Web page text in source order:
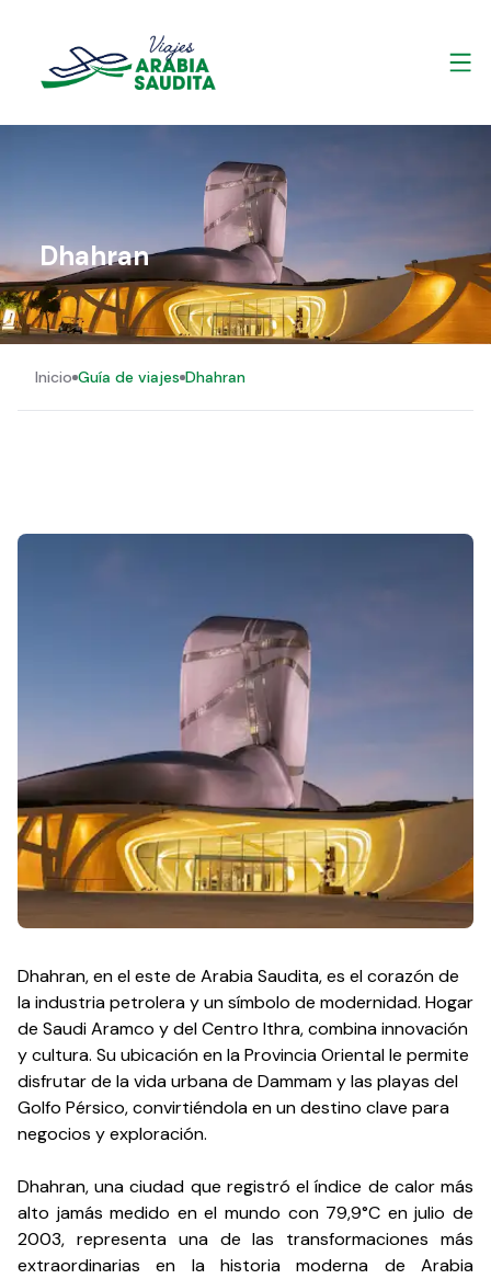
Dhahran
Inicio Guía de viajes Dhahran
Dhahran, en el este de Arabia Saudita, es el corazón de
la industria petrolera y un símbolo de modernidad. Hogar
de Saudi Aramco y del Centro Ithra, combina innovación
y cultura. Su ubicación en la Provincia Oriental le permite
disfrutar de la vida urbana de Dammam y las playas del
Golfo Pérsico, convirtiéndola en un destino clave para
negocios y exploración.
Dhahran, una ciudad que registró el índice de calor más
alto jamás medido en el mundo con 79,9°C en julio de
2003, representa una de las transformaciones más
extraordinarias en la historia moderna de Arabia